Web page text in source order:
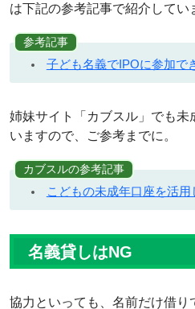
は下記の参考記事で紹介してい
参考記事
子ども名義でIPOに参加で
姉妹サイト「カブスル」でも未
いますので、ご参考までに。
カブスルの参考記事
こどもの未成年口座を活用
名義貸しはNG
協力といっても、 名前だけ借り